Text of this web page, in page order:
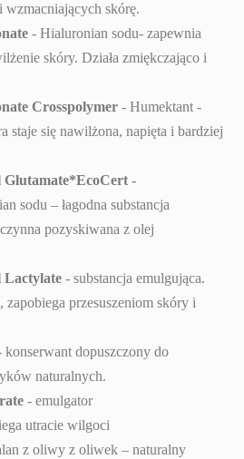
wzmacniających skórę.
- Hialuronian sodu- zapewnia
skóry. Działa zmiękczająco i
Crosspolymer - Humektant -
staje się nawilżona, napięta i bardziej
-
sodu – łagodna substancja
pozyskiwana z olej
Lactylate - substancja emulgująca.
zapobiega przesuszeniom skóry i
konserwant dopuszczony do
naturalnych.
- emulgator
utracie wilgoci
z oliwy z oliwek – naturalny